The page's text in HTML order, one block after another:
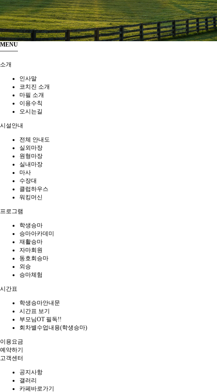
MENU
소개
인사말
코치진 소개
마필 소개
이용수칙
오시는길
시설안내
전체 안내도
실외마장
원형마장
실내마장
마사
수장대
클럽하우스
워킹머신
프로그램
학생승마
승마아카데미
재활승마
자마회원
동호회승마
외승
승마체험
시간표
학생승마안내문
시간표 보기
부모님OT 필독!!
회차별수업내용(학생승마)
이용요금
예약하기
고객센터
공지사항
갤러리
카페바로가기